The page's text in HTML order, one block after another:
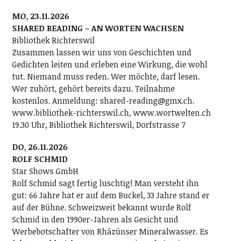
MO, 23.11.2026
SHARED READING – AN WORTEN WACHSEN
Bibliothek Richterswil
Zusammen lassen wir uns von Geschichten und
Gedichten leiten und erleben eine Wirkung, die wohl
tut. Niemand muss reden. Wer möchte, darf lesen.
Wer zuhört, gehört bereits dazu. Teilnahme
kostenlos. Anmeldung: shared-reading@gmx.ch.
www.bibliothek-richterswil.ch, www.wortwelten.ch
19.30 Uhr, Bibliothek Richterswil, Dorfstrasse 7
DO, 26.11.2026
ROLF SCHMID
Star Shows GmbH
Rolf Schmid sagt fertig luschtig! Man versteht ihn
gut: 66 Jahre hat er auf dem Buckel, 33 Jahre stand er
auf der Bühne. Schweizweit bekannt wurde Rolf
Schmid in den 1990er-Jahren als Gesicht und
Werbebotschafter von Rhäzünser Mineralwasser. Es